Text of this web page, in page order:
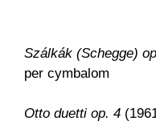
Szálkák (Schegge)
per cymbalom
Otto duetti op. 4